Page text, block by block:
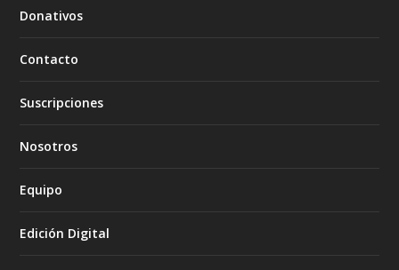
Donativos
Contacto
Suscripciones
Nosotros
Equipo
Edición Digital